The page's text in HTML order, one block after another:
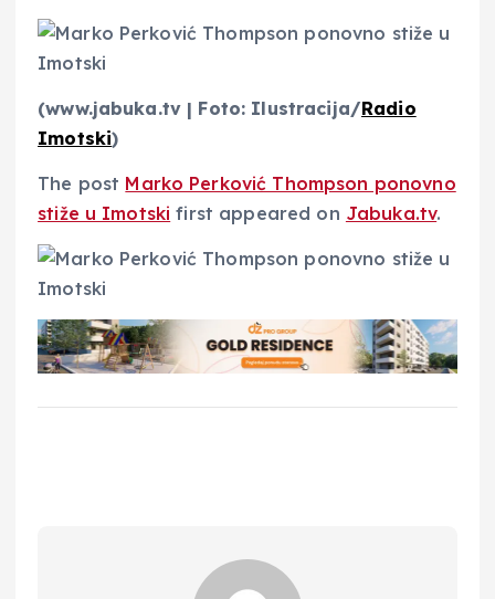
(www.jabuka.tv | Foto: Ilustracija/Radio
Imotski)
The post Marko Perković Thompson ponovno
stiže u Imotski first appeared on Jabuka.tv.